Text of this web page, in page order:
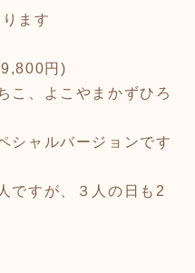
ます
円)
こ、よこやまかずひろ
シャルバージョンです
ですが、３人の日も2